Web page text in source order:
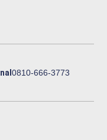
0810-666-3773